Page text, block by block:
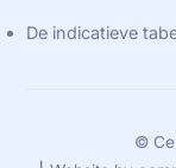
De indicatieve
©